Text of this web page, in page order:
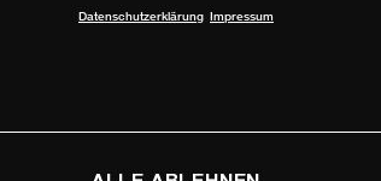
Datenschutzerklärung Impressum